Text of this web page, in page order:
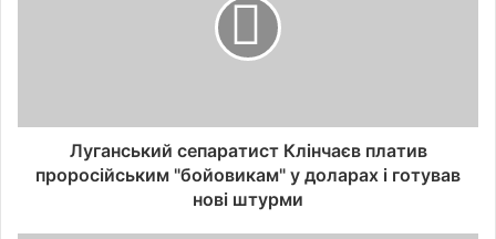
Луганський сепаратист Клінчаєв платив
проросійським "бойовикам" у доларах і готував
нові штурми